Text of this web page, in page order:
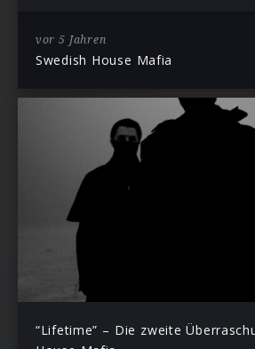
vor 5 Jahren
Swedish House Mafia
“Lifetime” – Die zweite